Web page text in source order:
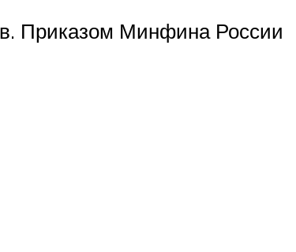
Приказом Минфина России